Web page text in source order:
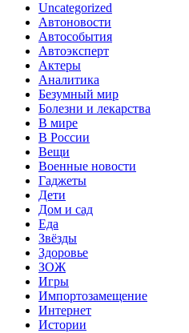
Uncategorized
Автоновости
Автособытия
Автоэксперт
Актеры
Аналитика
Безумный мир
Болезни и лекарства
В мире
В России
Вещи
Военные новости
Гаджеты
Дети
Дом и сад
Еда
Звёзды
Здоровье
ЗОЖ
Игры
Импортозамещение
Интернет
Истории